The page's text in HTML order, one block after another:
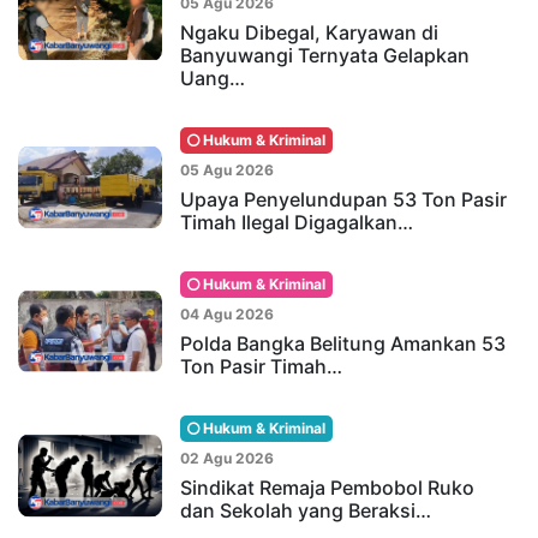
Ngaku Dibegal, Karyawan di
Banyuwangi Ternyata Gelapkan
Uang…
Hukum & Kriminal
05 Agu 2026
Upaya Penyelundupan 53 Ton Pasir
Timah Ilegal Digagalkan…
Hukum & Kriminal
04 Agu 2026
Polda Bangka Belitung Amankan 53
Ton Pasir Timah…
Hukum & Kriminal
02 Agu 2026
Sindikat Remaja Pembobol Ruko
dan Sekolah yang Beraksi…